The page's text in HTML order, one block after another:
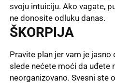
svoju intuiciju. Ako vagate,
ne donosite odluku danas.
ŠKORPIJA
Pravite plan jer vam je jasno
slede nećete moći da uđete
neorganizovano. Svesni ste